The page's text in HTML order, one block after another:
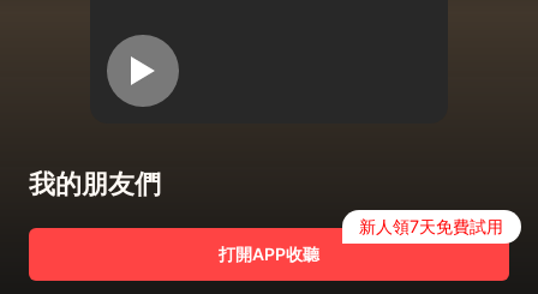
我的朋友們
打開APP收聽
新人領7天免費試用